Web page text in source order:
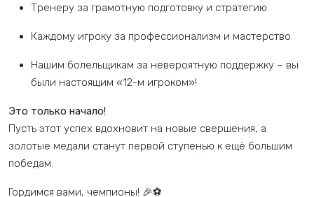
Тренеру за грамотную подготовку и стратегию
Каждому игроку за профессионализм и мастерство
Нашим болельщикам за невероятную поддержку – вы
были настоящим «12-м игроком»!
Это только начало!
Пусть этот успех вдохновит на новые свершения, а
золотые медали станут первой ступенью к ещё большим
победам.
Гордимся вами, чемпионы! 🎉⚽